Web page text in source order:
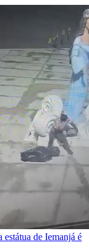
estátua de Iemanjá é